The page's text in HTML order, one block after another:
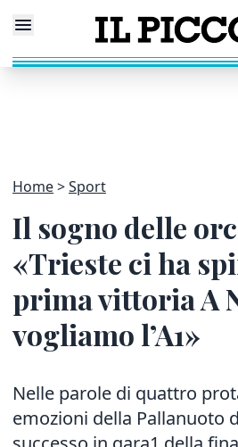
Home Sport
Il sogno delle
«Trieste ci ha
prima vittoria A
vogliamo l’A1»
Nelle parole di quattro
emozioni della Pallanuoto